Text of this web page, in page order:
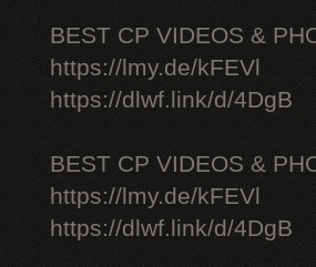
BEST CP VIDEOS &
https://lmy.de/kFEVl
https://dlwf.link/d/4DgB
BEST CP VIDEOS &
https://lmy.de/kFEVl
https://dlwf.link/d/4DgB